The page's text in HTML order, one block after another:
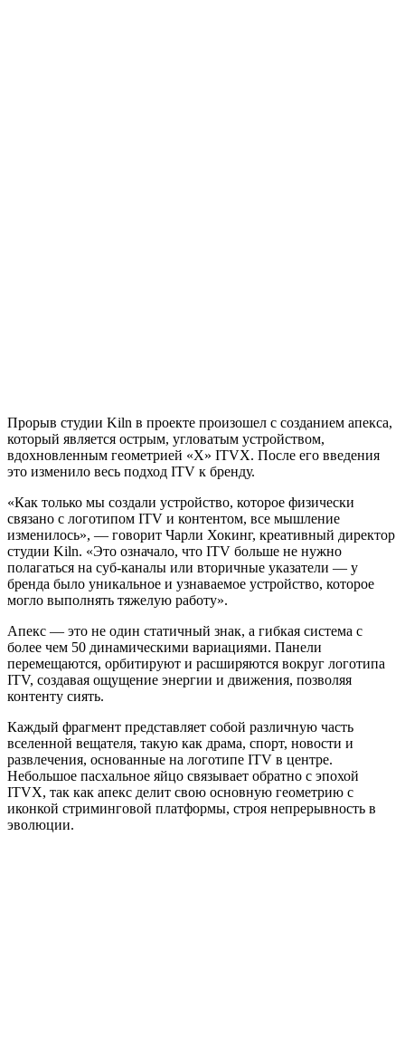
Прорыв студии Kiln в проекте произошел с созданием апекса,
который является острым, угловатым устройством,
вдохновленным геометрией «X» ITVX. После его введения
это изменило весь подход ITV к бренду.
«Как только мы создали устройство, которое физически
связано с логотипом ITV и контентом, все мышление
изменилось», — говорит Чарли Хокинг, креативный директор
студии Kiln. «Это означало, что ITV больше не нужно
полагаться на суб-каналы или вторичные указатели — у
бренда было уникальное и узнаваемое устройство, которое
могло выполнять тяжелую работу».
Апекс — это не один статичный знак, а гибкая система с
более чем 50 динамическими вариациями. Панели
перемещаются, орбитируют и расширяются вокруг логотипа
ITV, создавая ощущение энергии и движения, позволяя
контенту сиять.
Каждый фрагмент представляет собой различную часть
вселенной вещателя, такую как драма, спорт, новости и
развлечения, основанные на логотипе ITV в центре.
Небольшое пасхальное яйцо связывает обратно с эпохой
ITVX, так как апекс делит свою основную геометрию с
иконкой стриминговой платформы, строя непрерывность в
эволюции.